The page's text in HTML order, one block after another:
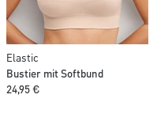
Elastic
Bustier mit Softbund
24,95 €